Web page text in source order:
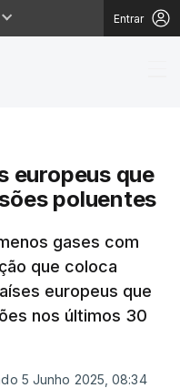
Entrar
países
europeus que
poluentes
gases com
que coloca
europeus que
nos últimos 30
5 Junho 2025, 08:34